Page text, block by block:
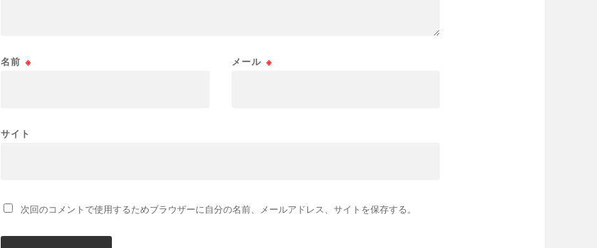
名前 ※ メール ※
サイト
次回のコメントで使用するためブラウザーに自分の名前、メールアドレス、サイトを保存する。